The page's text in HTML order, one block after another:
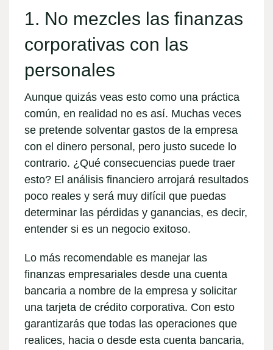
1. No mezcles las finanzas
corporativas con las
personales
Aunque quizás veas esto como una práctica
común, en realidad no es así. Muchas veces
se pretende solventar gastos de la empresa
con el dinero personal, pero justo sucede lo
contrario. ¿Qué consecuencias puede traer
esto? El análisis financiero arrojará resultados
poco reales y será muy difícil que puedas
determinar las pérdidas y ganancias, es decir,
entender si es un negocio exitoso.
Lo más recomendable es manejar las
finanzas empresariales desde una cuenta
bancaria a nombre de la empresa y solicitar
una tarjeta de crédito corporativa. Con esto
garantizarás que todas las operaciones que
realices, hacia o desde esta cuenta bancaria,